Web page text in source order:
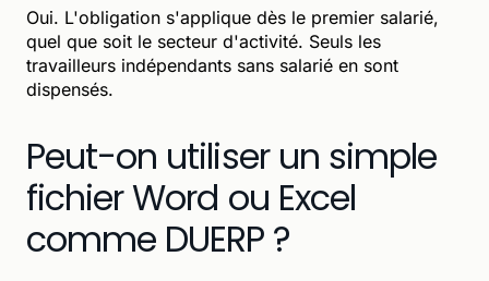
Oui. L'obligation s'applique dès le premier salarié,
quel que soit le secteur d'activité. Seuls les
travailleurs indépendants sans salarié en sont
dispensés.
Peut-on utiliser un simple
fichier Word ou Excel
comme DUERP ?